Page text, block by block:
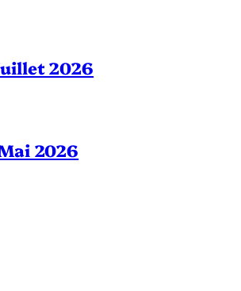
2026
2026